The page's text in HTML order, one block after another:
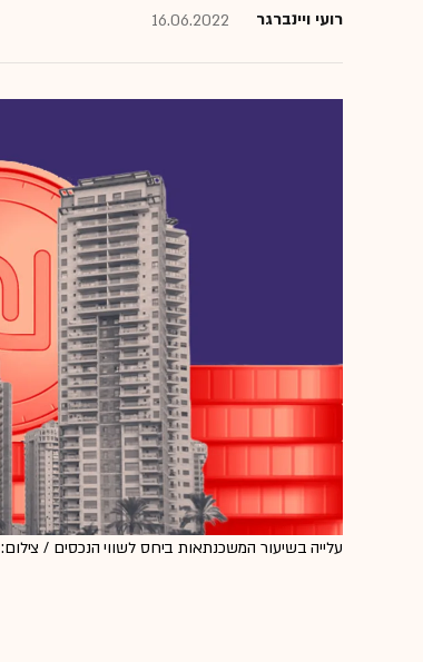
רועי ויינברגר 16.06.2022
עלייה בשיעור המשכנתאות ביחס לשווי הנכסים / צילום: Shutterstock